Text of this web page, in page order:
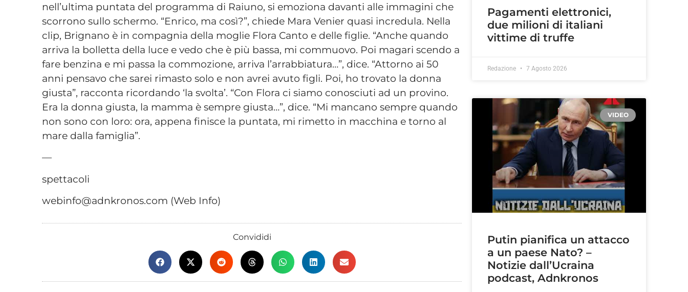
nell’ultima puntata del programma di Raiuno, si emoziona davanti alle immagini che
scorrono sullo schermo. “Enrico, ma così?”, chiede Mara Venier quasi incredula. Nella
clip, Brignano è in compagnia della moglie Flora Canto e delle figlie. “Anche quando
arriva la bolletta della luce e vedo che è più bassa, mi commuovo. Poi magari scendo a
fare benzina e mi passa la commozione, arriva l’arrabbiatura…”, dice. “Attorno ai 50
anni pensavo che sarei rimasto solo e non avrei avuto figli. Poi, ho trovato la donna
giusta”, racconta ricordando ‘la svolta’. “Con Flora ci siamo conosciuti ad un provino.
Era la donna giusta, la mamma è sempre giusta…”, dice. “Mi mancano sempre quando
non sono con loro: ora, appena finisce la puntata, mi rimetto in macchina e torno al
mare dalla famiglia”.
—
spettacoli
webinfo@adnkronos.com (Web Info)
Convididi
Pagamenti elettronici,
due milioni di italiani
vittime di truffe
Redazione 7 Agosto 2026
VIDEO
Putin pianifica un attacco
a un paese Nato? –
Notizie dall’Ucraina
podcast, Adnkronos